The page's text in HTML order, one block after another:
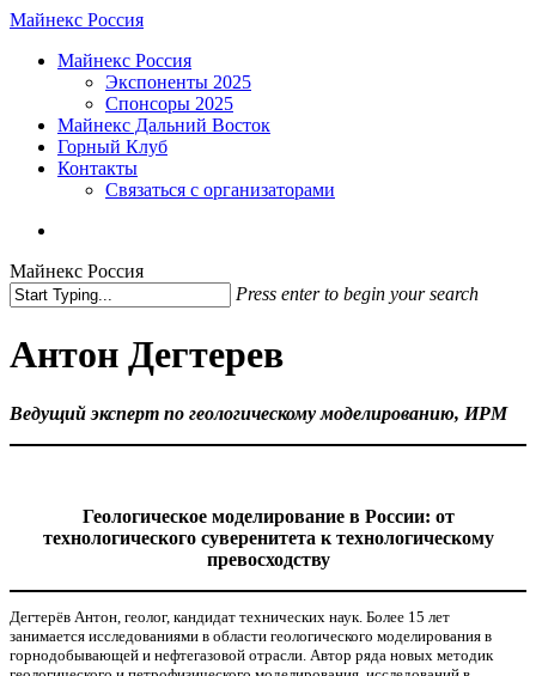
Skip
main
Майнекс Россия
Menu
Майнекс Россия
Экспоненты 2025
Спонсоры 2025
Майнекс Дальний Восток
Горный Клуб
Контакты
Связаться с организаторами
Майнекс Россия
Press enter to begin your search
Search
Антон Дегтерев
Ведущий эксперт по геологическому моделированию, ИРМ
Геологическое моделирование в России: от
технологического суверенитета к технологическому
превосходству
Дегтерёв Антон, геолог, кандидат технических наук. Более 15 лет
занимается исследованиями в области геологического моделирования в
горнодобывающей и нефтегазовой отрасли. Автор ряда новых методик